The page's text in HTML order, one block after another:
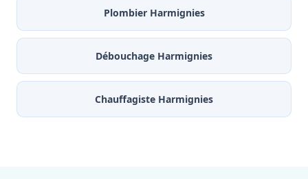
Plombier Harmignies
Débouchage Harmignies
Chauffagiste Harmignies